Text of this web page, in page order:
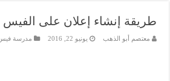
طريقة إنشاء إعلان على الفيس
معتصم أبو الذهب يونيو 22, 2016 مدرسة